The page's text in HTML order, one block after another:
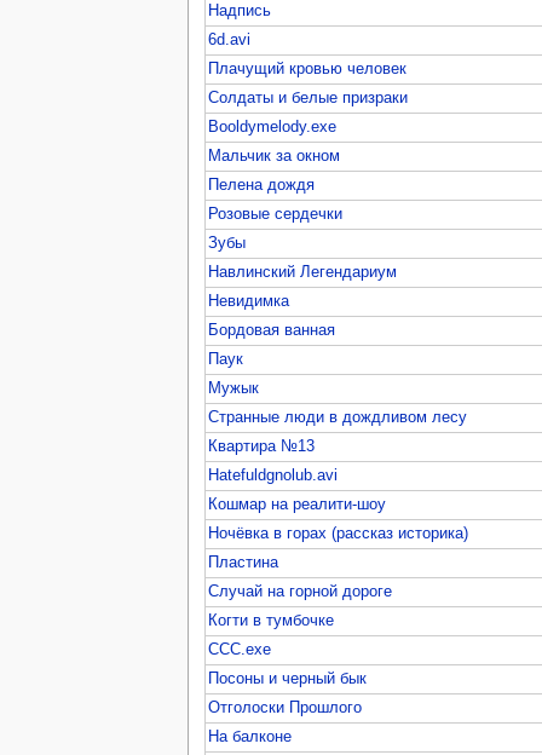
Надпись
6d.avi
Плачущий кровью человек
Солдаты и белые призраки
Booldymelody.exe
Мальчик за окном
Пелена дождя
Розовые сердечки
Зубы
Навлинский Легендариум
Невидимка
Бордовая ванная
Паук
Мужык
Странные люди в дождливом лесу
Квартира №13
Hatefuldgnolub.avi
Кошмар на реалити-шоу
Ночёвка в горах (рассказ историка)
Пластина
Случай на горной дороге
Когти в тумбочке
CCC.exe
Посоны и черный бык
Отголоски Прошлого
На балконе